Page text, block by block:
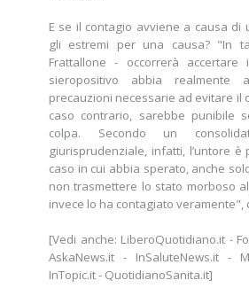
E se il contagio avviene a causa di
gli estremi per una causa? "In
Frattallone - occorrerà
sieropositivo abbia realmente
precauzioni necessarie ad evitare il
caso contrario, sarebbe punibile
colpa. Secondo un
giurisprudenziale, infatti, l’untore è
caso in cui abbia sperato, anche
non trasmettere lo stato morboso
invece lo ha contagiato veramente",
[Vedi anche: LiberoQuotidiano.it -
AskaNews.it - InSaluteNews.it -
InTopic.it- QuotidianoSanita.it]